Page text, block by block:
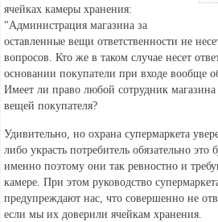
ячейках камеры хранения:
"Администрация магазина за
оставленные вещи ответственности не
вопросов. Кто же в таком случае несет
основании покупатели при входе вообще
Имеет ли право любой сотрудник
вещей покупателя?
Удивительно, но охрана супермаркета
либо украсть потребитель обязательно это
именно поэтому они так ревностно и
камере. При этом руководство
предупреждают нас, что совершенно не
если мы их доверили ячейкам хранения.